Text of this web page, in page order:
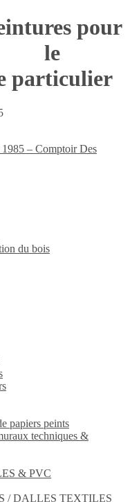
pour
le
particulier
– Comptoir Des
du bois
papiers peints
techniques &
& PVC
/ DALLES TEXTILES